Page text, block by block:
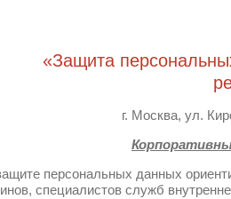
«Защита
г. Москва, ул.
персональных данных
специалистов служб